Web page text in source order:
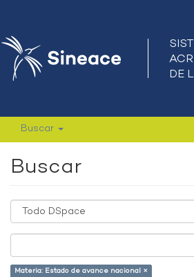
Buscar
Buscar
Materia: Estado de avance nacional ×